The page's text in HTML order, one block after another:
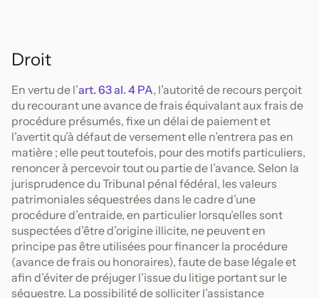
Droit
En vertu de l’art. 63 al. 4 PA, l’autorité de recours perçoit
du recourant une avance de frais équivalant aux frais de
procédure présumés, fixe un délai de paiement et
l’avertit qu’à défaut de versement elle n’entrera pas en
matière ; elle peut toutefois, pour des motifs particuliers,
renoncer à percevoir tout ou partie de l’avance. Selon la
jurisprudence du Tribunal pénal fédéral, les valeurs
patrimoniales séquestrées dans le cadre d’une
procédure d’entraide, en particulier lorsqu’elles sont
suspectées d’être d’origine illicite, ne peuvent en
principe pas être utilisées pour financer la procédure
(avance de frais ou honoraires), faute de base légale et
afin d’éviter de préjuger l’issue du litige portant sur le
séquestre. La possibilité de solliciter l’assistance